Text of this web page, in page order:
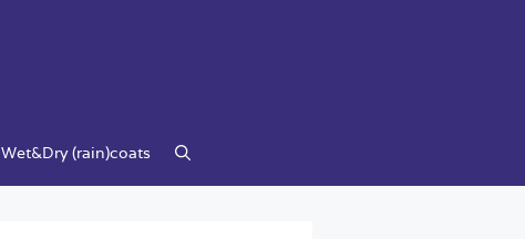
Wet&Dry (rain)coats